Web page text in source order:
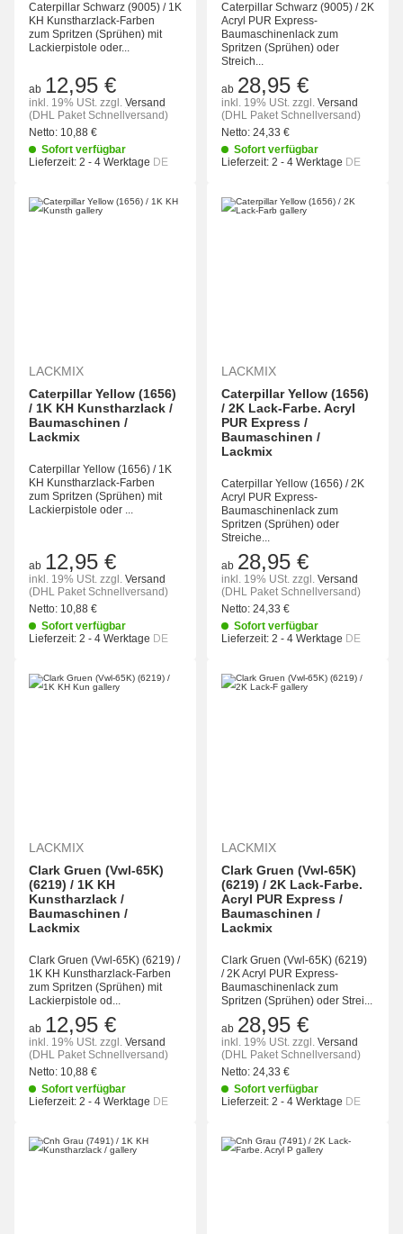
Caterpillar Schwarz (9005) / 1K
KH Kunstharzlack-Farben
zum Spritzen (Sprühen) mit
Lackierpistole oder...
ab 12,95 €
inkl. 19% USt. zzgl. Versand
(DHL Paket Schnellversand)
Netto: 10,88 €
Sofort verfügbar
Lieferzeit: 2 - 4 Werktage DE
Caterpillar Schwarz (9005) / 2K
Acryl PUR Express-
Baumaschinenlack zum
Spritzen (Sprühen) oder
Streich...
ab 28,95 €
inkl. 19% USt. zzgl. Versand
(DHL Paket Schnellversand)
Netto: 24,33 €
Sofort verfügbar
Lieferzeit: 2 - 4 Werktage DE
LACKMIX
Caterpillar Yellow (1656)
/ 1K KH Kunstharzlack /
Baumaschinen /
Lackmix
Caterpillar Yellow (1656) / 1K
KH Kunstharzlack-Farben
zum Spritzen (Sprühen) mit
Lackierpistole oder ...
ab 12,95 €
inkl. 19% USt. zzgl. Versand
(DHL Paket Schnellversand)
Netto: 10,88 €
Sofort verfügbar
Lieferzeit: 2 - 4 Werktage DE
LACKMIX
Caterpillar Yellow (1656)
/ 2K Lack-Farbe. Acryl
PUR Express /
Baumaschinen /
Lackmix
Caterpillar Yellow (1656) / 2K
Acryl PUR Express-
Baumaschinenlack zum
Spritzen (Sprühen) oder
Streiche...
ab 28,95 €
inkl. 19% USt. zzgl. Versand
(DHL Paket Schnellversand)
Netto: 24,33 €
Sofort verfügbar
Lieferzeit: 2 - 4 Werktage DE
LACKMIX
Clark Gruen (Vwl-65K)
(6219) / 1K KH
Kunstharzlack /
Baumaschinen /
Lackmix
Clark Gruen (Vwl-65K) (6219) /
1K KH Kunstharzlack-Farben
zum Spritzen (Sprühen) mit
Lackierpistole od...
ab 12,95 €
inkl. 19% USt. zzgl. Versand
(DHL Paket Schnellversand)
Netto: 10,88 €
Sofort verfügbar
Lieferzeit: 2 - 4 Werktage DE
LACKMIX
Clark Gruen (Vwl-65K)
(6219) / 2K Lack-Farbe.
Acryl PUR Express /
Baumaschinen /
Lackmix
Clark Gruen (Vwl-65K) (6219)
/ 2K Acryl PUR Express-
Baumaschinenlack zum
Spritzen (Sprühen) oder Strei...
ab 28,95 €
inkl. 19% USt. zzgl. Versand
(DHL Paket Schnellversand)
Netto: 24,33 €
Sofort verfügbar
Lieferzeit: 2 - 4 Werktage DE